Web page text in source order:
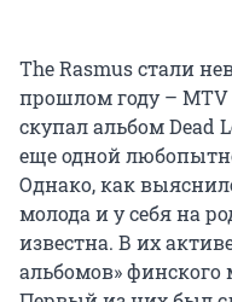
The Rasmus стали
прошлом году –
скупал альбом Dead
еще одной
Однако, как
молода и у себя на
известна. В их
альбомов»